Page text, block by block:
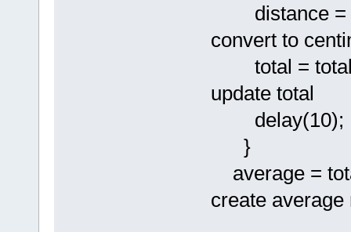
convert to
total =
update total
delay(10);
}
average
create average